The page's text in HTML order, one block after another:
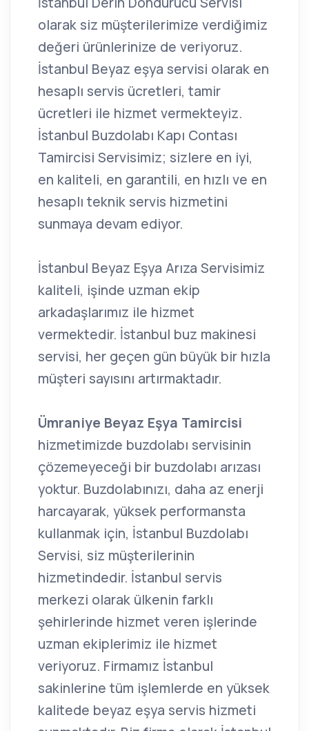
olarak siz müşterilerimize verdiğimiz
değeri ürünlerinize de veriyoruz.
İstanbul Beyaz eşya servisi olarak en
hesaplı servis ücretleri, tamir
ücretleri ile hizmet vermekteyiz.
İstanbul Buzdolabı Kapı Contası
Tamircisi Servisimiz; sizlere en iyi,
en kaliteli, en garantili, en hızlı ve en
hesaplı teknik servis hizmetini
sunmaya devam ediyor.
İstanbul Beyaz Eşya Arıza Servisimiz
kaliteli, işinde uzman ekip
arkadaşlarımız ile hizmet
vermektedir. İstanbul buz makinesi
servisi, her geçen gün büyük bir hızla
müşteri sayısını artırmaktadır.
Ümraniye Beyaz Eşya Tamircisi
hizmetimizde buzdolabı servisinin
çözemeyeceği bir buzdolabı arızası
yoktur. Buzdolabınızı, daha az enerji
harcayarak, yüksek performansta
kullanmak için, İstanbul Buzdolabı
Servisi, siz müşterilerinin
hizmetindedir. İstanbul servis
merkezi olarak ülkenin farklı
şehirlerinde hizmet veren işlerinde
uzman ekiplerimiz ile hizmet
veriyoruz. Firmamız İstanbul
sakinlerine tüm işlemlerde en yüksek
kalitede beyaz eşya servis hizmeti